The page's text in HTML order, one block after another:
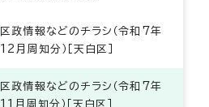
区政情報などのチラシ（令和7年
12月周知分）［天白区］
区政情報などのチラシ（令和7年
11月周知分）［天白区］